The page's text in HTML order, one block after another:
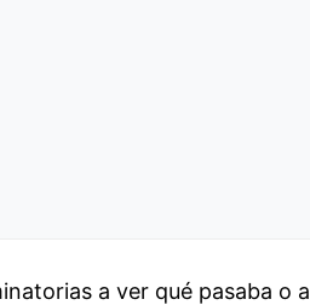
a ver qué pasaba o a